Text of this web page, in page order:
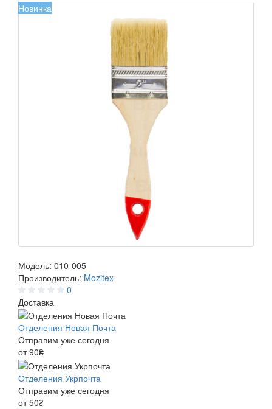
Новинка
Модель: 010-005
Производитель: Mozitex
0
Доставка
Отделения Новая Почта
Отправим уже сегодня
от 90₴
Отделения Укрпочта
Отправим уже сегодня
от 50₴